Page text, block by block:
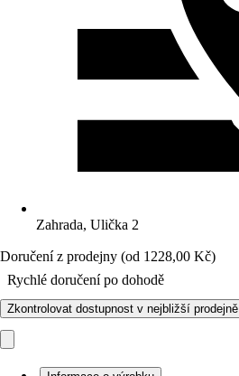
Zahrada, Ulička 2
Doručení z prodejny (od 1228,00 Kč)
Rychlé doručení po dohodě
Zkontrolovat dostupnost v nejbližší prodejně